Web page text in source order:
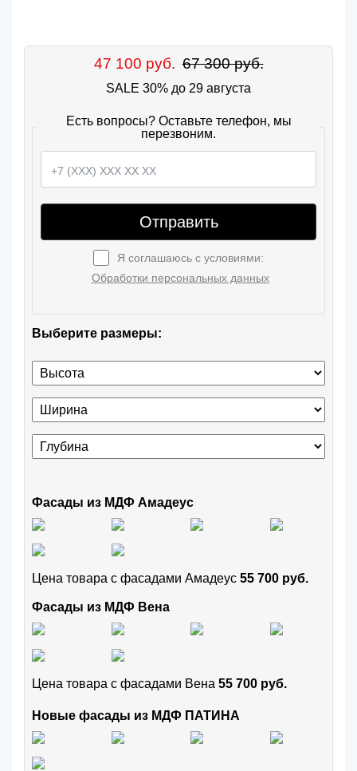
47 100 руб. 67 300 руб.
SALE 30% до 29 августа
Есть вопросы? Оставьте телефон, мы
перезвоним.
Отправить
Я соглашаюсь с условиями:
Обработки персональных данных
Выберите размеры:
Фасады из МДФ Амадеус
Цена товара с фасадами Амадеус 55 700 руб.
Фасады из МДФ Вена
Цена товара с фасадами Вена 55 700 руб.
Новые фасады из МДФ ПАТИНА